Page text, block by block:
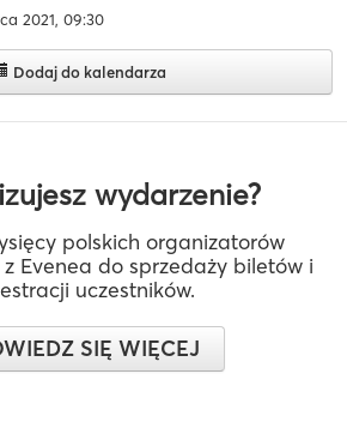
2021, 09:30
Dodaj do kalendarza
wydarzenie?
polskich organizatorów
Evenea do sprzedaży biletów i
uczestników.
SIĘ WIĘCEJ